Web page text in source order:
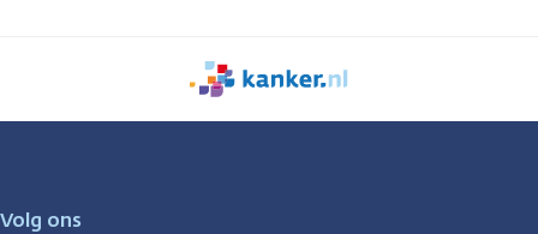
We
zijn
Volg ons